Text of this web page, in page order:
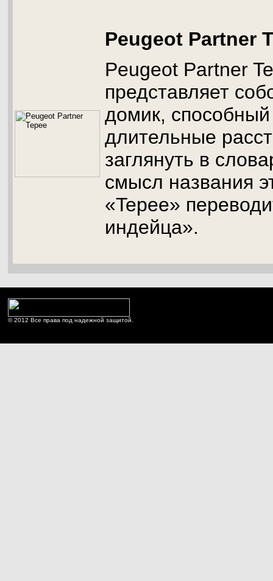
Peugeot Partner
Peugeot Partner
представляет
домик, способный
длительные
заглянуть в
смысл названия
«Tepee»
индейца».
© 2012 Все права под надежной защитой.